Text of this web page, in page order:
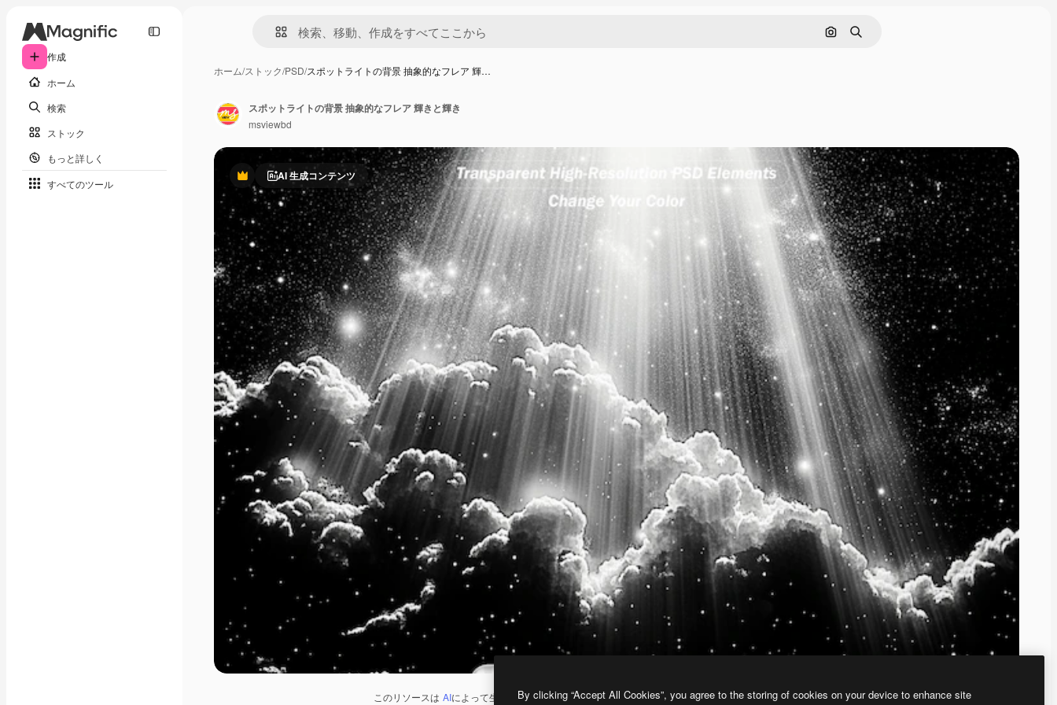
作成
ホーム
検索
ストック
もっと詳しく
すべてのツール
画像で検索
検索
ホーム/ストック/PSD/スポットライトの背景 抽象的なフレア 輝…
PremiumAI 生成コンテンツ
このリソースは AIによって生成されたものです。 AI画像生成ツールを使うと、あなた独自の画像を作成できます。
スポットライトの背景 抽象的なフレア 輝きと輝き
msviewbd
By clicking “Accept All Cookies”, you agree to the storing of cookies on your device to enhance site